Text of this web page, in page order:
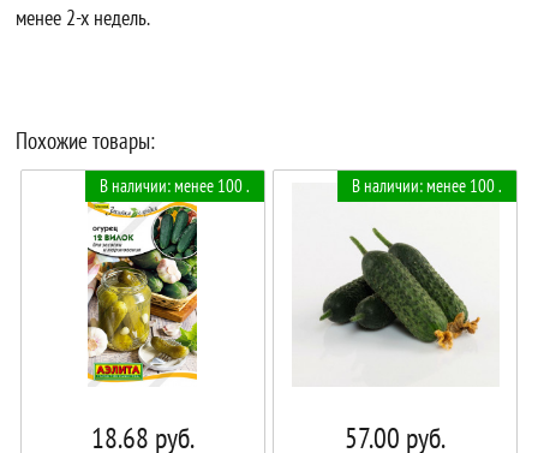
менее 2-х недель.
Похожие товары:
В наличии: менее 100 .
18.68 руб.
В наличии: менее 100 .
57.00 руб.